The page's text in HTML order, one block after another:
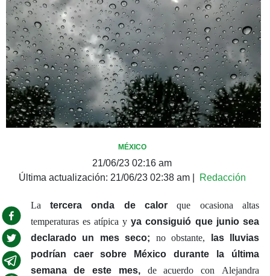
MÉXICO
21/06/23 02:16 am
Última actualización: 21/06/23 02:38 am| Redacción
La tercera onda de calor que ocasiona altas
temperaturas es atípica yya consiguió que junio sea
declarado un mes seco; no obstante,
las lluvias
podrían caer sobre México durante la última
semana de este mes,de acuerdo con Alejandra